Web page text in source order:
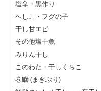
塩辛・黒作り
へしこ・フグの子
干し甘エビ
その他塩干魚
みりん干し
このわた・干しくちこ
巻鰤 (まきぶり)